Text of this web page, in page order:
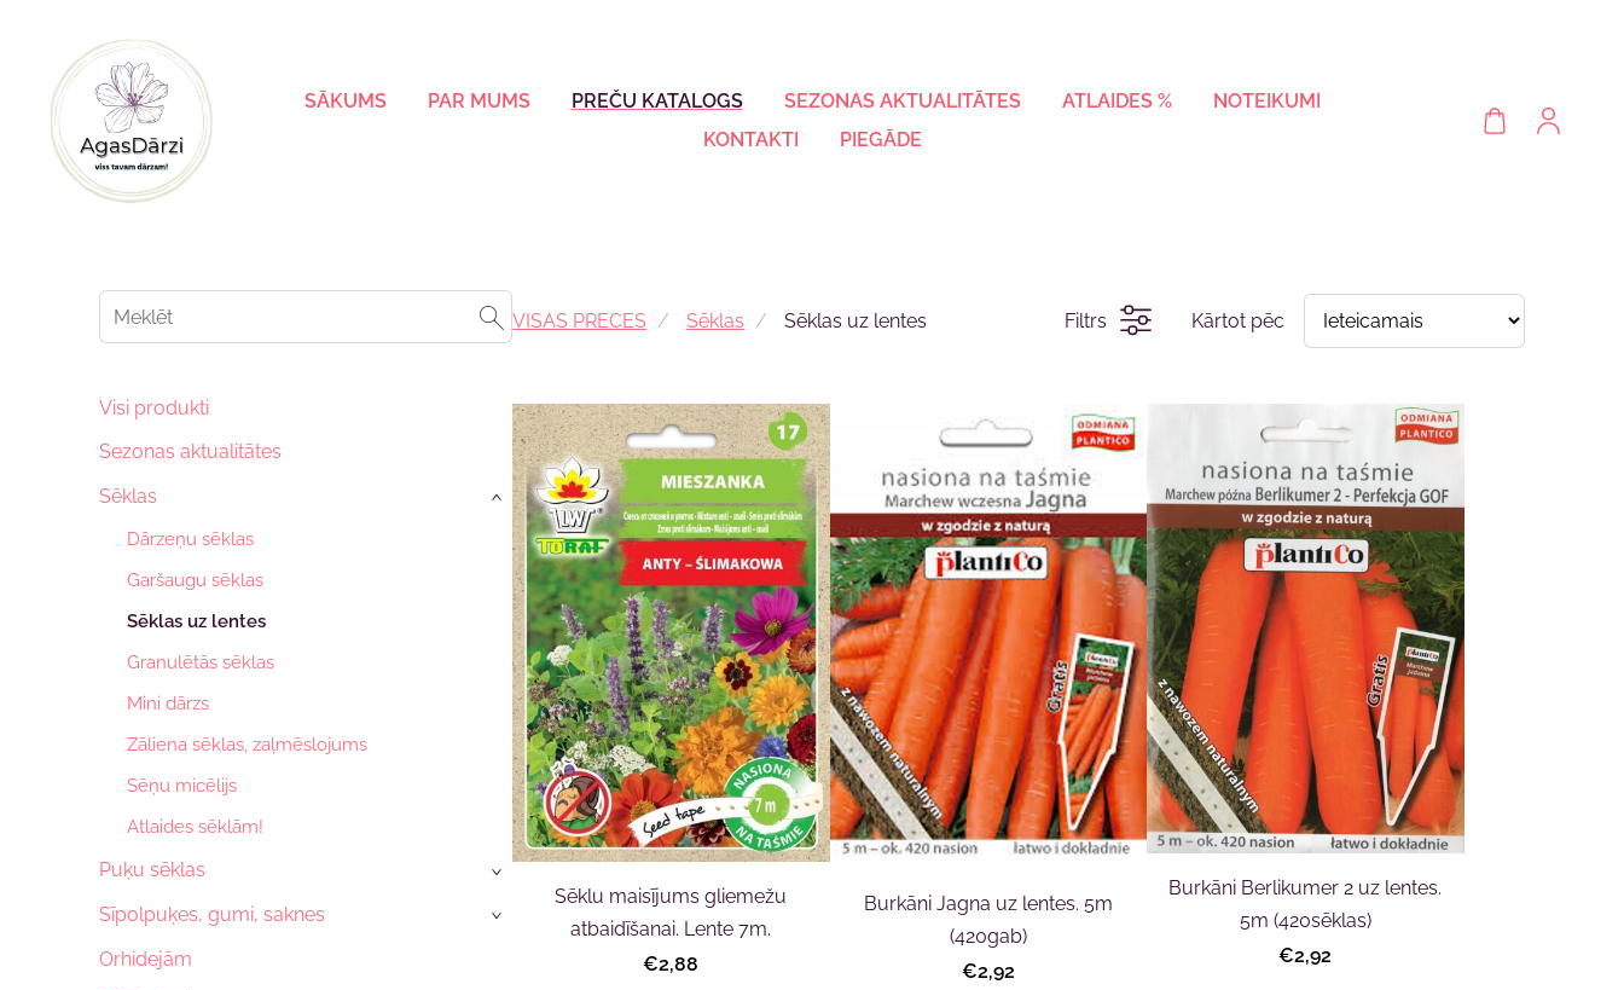
SĀKUMS PAR MUMS PREČU KATALOGS SEZONAS AKTUALITĀTES ATLAIDES %
NOTEIKUMI
KONTAKTI
PIEGĀDE
Visi produkti
Sezonas aktualitātes
Sēklas
Dārzeņu sēklas
Garšaugu sēklas
Sēklas uz lentes
Granulētās sēklas
Mini dārzs
Zāliena sēklas, zaļmēslojums
Sēņu micēlijs
Atlaides sēklām!
›
Puķu sēklas ›
Sīpolpuķes, gumi, saknes ›
Orhidejām
VISAS PRECES Sēklas Sēklas uz lentes Filtrs Kārtot pēc
Sēklu maisījums gliemežu
atbaidīšanai. Lente 7m.
€2,88
Burkāni Jagna uz lentes. 5m
(420gab)
€2,92
Burkāni Berlikumer 2 uz lentes.
5m (420sēklas)
€2,92